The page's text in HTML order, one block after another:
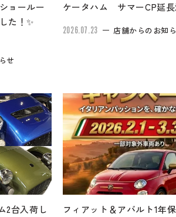
ョールー
た！✨
せ
ケータハム サマーCP延
2026.07.23 店舗からのお知
2台入荷し
フィアット＆アバルト1年